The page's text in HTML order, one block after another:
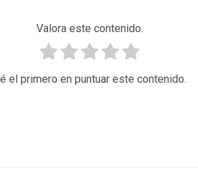
Valora este contenido.
el primero en puntuar este contenido.